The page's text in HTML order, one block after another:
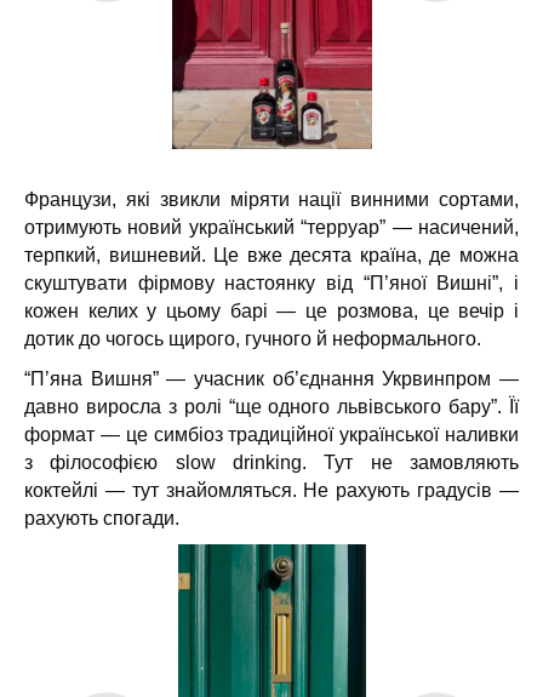
Французи, які звикли міряти нації винними сортами,
отримують новий український “терруар” — насичений,
терпкий, вишневий. Це вже десята країна, де можна
скуштувати фірмову настоянку від “П’яної Вишні”, і
кожен келих у цьому барі — це розмова, це вечір і
дотик до чогось щирого, гучного й неформального.
“П’яна Вишня” — учасник об’єднання Укрвинпром —
давно виросла з ролі “ще одного львівського бару”. Її
формат — це симбіоз традиційної української наливки
з філософією slow drinking. Тут не замовляють
коктейлі — тут знайомляться. Не рахують градусів —
рахують спогади.